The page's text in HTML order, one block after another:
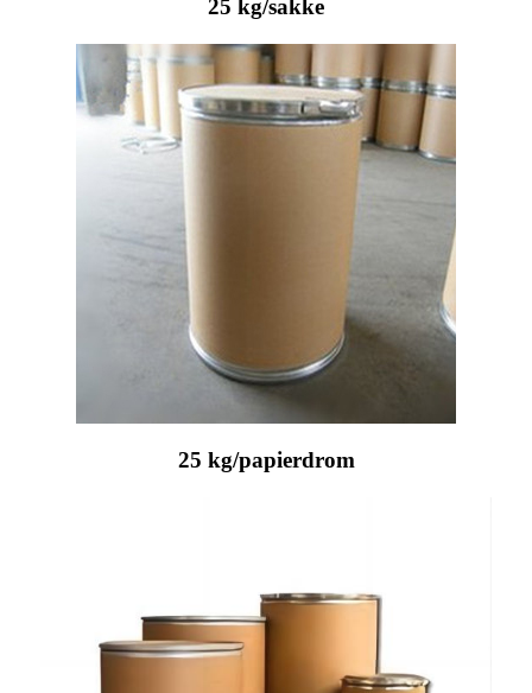
25 kg/sakke
25 kg/papierdrom